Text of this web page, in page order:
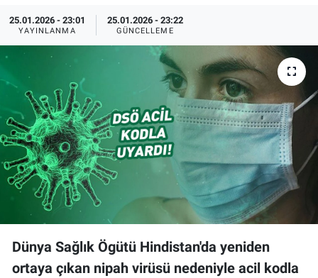
25.01.2026 - 23:01
YAYINLANMA
25.01.2026 - 23:22
GÜNCELLEME
Dünya Sağlık Ögütü Hindistan'da yeniden
ortaya çıkan nipah virüsü nedeniyle acil kodla
Özel Haberler
Kadın
Erişim Bilgileri
Sağlık
Teknoloji
Ramazan